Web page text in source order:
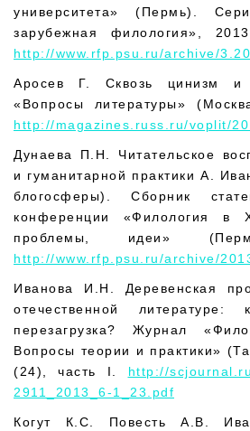
университета» (Пермь).
зарубежная филология»,
http://www.rfp.psu.ru/archive/
Аросев Г. Сквозь цинизм и
«Вопросы литературы»
http://magazines.russ.ru/voplit/
Дунаева П.Н. Читательское
и гуманитарной практики А.
блогосферы). Сборник
конференции «Филология в
проблемы, идеи»
http://www.rfp.psu.ru/archive/
Иванова И.Н. Деревенская
отечественной
перезагрузка? Журнал
Вопросы теории и практики»
(24), часть I. http://
2911_2013_6-1_23.pdf
Когут К.С. Повесть А.В.